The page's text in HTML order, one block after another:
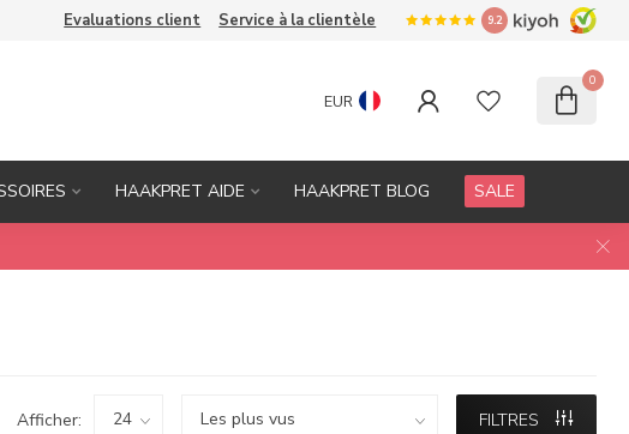
Evaluations client Service à la clientèle 9.2
EUR
0
HAAKPRET AIDE HAAKPRET BLOG SALE
Afficher: FILTRES